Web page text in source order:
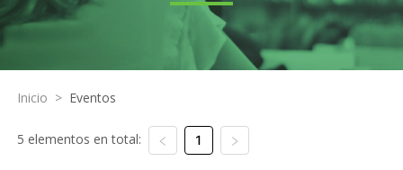
Inicio > Eventos
5 elementos en total: 1